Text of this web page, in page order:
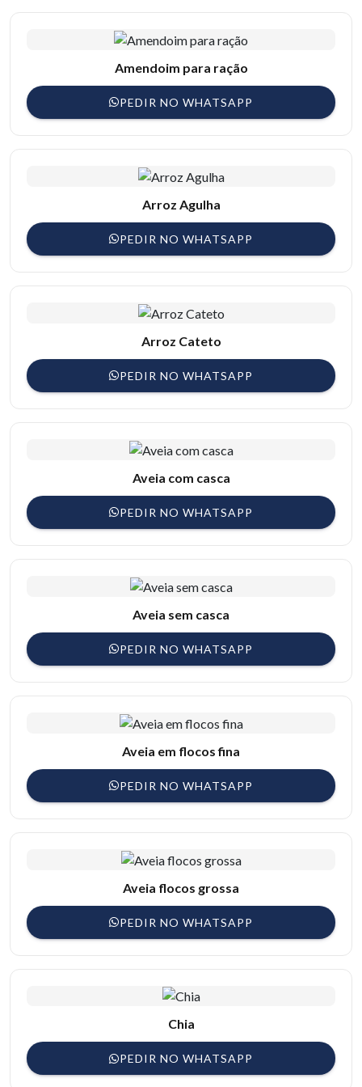
Amendoim para ração
PEDIR NO WHATSAPP
Arroz Agulha
PEDIR NO WHATSAPP
Arroz Cateto
PEDIR NO WHATSAPP
Aveia com casca
PEDIR NO WHATSAPP
Aveia sem casca
PEDIR NO WHATSAPP
Aveia em flocos fina
PEDIR NO WHATSAPP
Aveia flocos grossa
PEDIR NO WHATSAPP
Chia
PEDIR NO WHATSAPP